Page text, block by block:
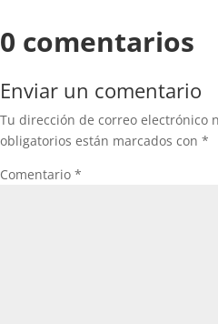
0 comentarios
Enviar un comentario
Tu dirección de correo electrónico
obligatorios están marcados con *
Comentario *